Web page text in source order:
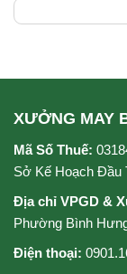
XƯỞNG MAY
Mã Số Thuế:
Sở Kế Hoạch Đầu
Địa chỉ VPGD &
Phường Bình
Điện thoại: